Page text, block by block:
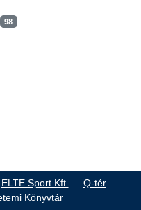
98
ELTE Sport Kft.
Q-tér
Könyvtár